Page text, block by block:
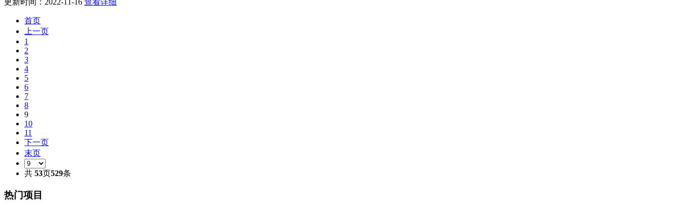
更新时间：2022-11-16 查看详细
首页
上一页
1
2
3
4
5
6
7
8
9
10
11
下一页
末页
共 53页529条
热门项目